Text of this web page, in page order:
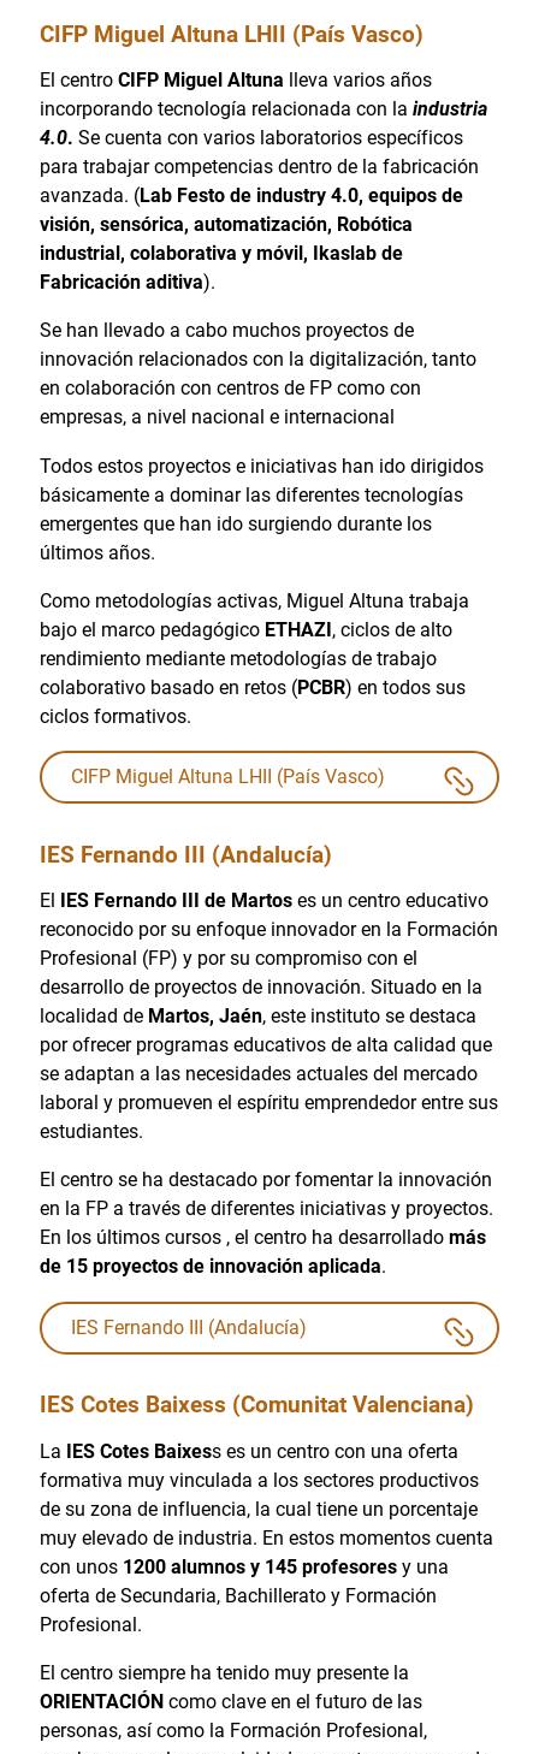
CIFP Miguel Altuna LHII (País Vasco)
El centro CIFP Miguel Altuna lleva varios años
incorporando tecnología relacionada con la industria
4.0. Se cuenta con varios laboratorios específicos
para trabajar competencias dentro de la fabricación
avanzada. (Lab Festo de industry 4.0, equipos de
visión, sensórica, automatización, Robótica
industrial, colaborativa y móvil, Ikaslab de
Fabricación aditiva).
Se han llevado a cabo muchos proyectos de
innovación relacionados con la digitalización, tanto
en colaboración con centros de FP como con
empresas, a nivel nacional e internacional
Todos estos proyectos e iniciativas han ido dirigidos
básicamente a dominar las diferentes tecnologías
emergentes que han ido surgiendo durante los
últimos años.
Como metodologías activas, Miguel Altuna trabaja
bajo el marco pedagógico ETHAZI, ciclos de alto
rendimiento mediante metodologías de trabajo
colaborativo basado en retos (PCBR) en todos sus
ciclos formativos.
CIFP Miguel Altuna LHII (País Vasco)
IES Fernando III (Andalucía)
El IES Fernando III de Martoses un centro educativo
reconocido por su enfoque innovador en la Formación
Profesional (FP) y por su compromiso con el
desarrollo de proyectos de innovación. Situado en la
localidad de Martos, Jaén, este instituto se destaca
por ofrecer programas educativos de alta calidad que
se adaptan a las necesidades actuales del mercado
laboral y promueven el espíritu emprendedor entre sus
estudiantes.
El centro se ha destacado por fomentar la innovación
en la FP a través de diferentes iniciativas y proyectos.
En los últimos cursos , el centro ha desarrollado más
de 15 proyectos de innovación aplicada.
IES Fernando III (Andalucía)
IES Cotes Baixess (Comunitat Valenciana)
La IES Cotes Baixess es un centro con una oferta
formativa muy vinculada a los sectores productivos
de su zona de influencia, la cual tiene un porcentaje
muy elevado de industria. En estos momentos cuenta
con unos 1200 alumnos y 145 profesores y una
oferta de Secundaria, Bachillerato y Formación
Profesional.
El centro siempre ha tenido muy presente la
ORIENTACIÓN como clave en el futuro de las
personas, así como la Formación Profesional,